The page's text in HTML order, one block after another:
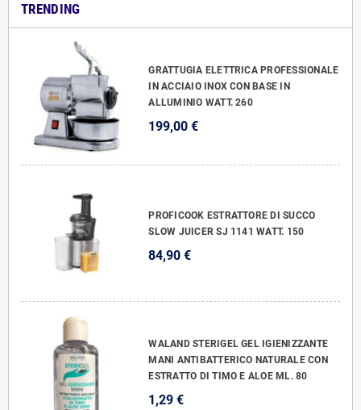
TRENDING
GRATTUGIA ELETTRICA PROFESSIONALE
IN ACCIAIO INOX CON BASE IN
ALLUMINIO WATT. 260
199,00 €
PROFICOOK ESTRATTORE DI SUCCO
SLOW JUICER SJ 1141 WATT. 150
84,90 €
WALAND STERIGEL GEL IGIENIZZANTE
MANI ANTIBATTERICO NATURALE CON
ESTRATTO DI TIMO E ALOE ML. 80
1,29 €